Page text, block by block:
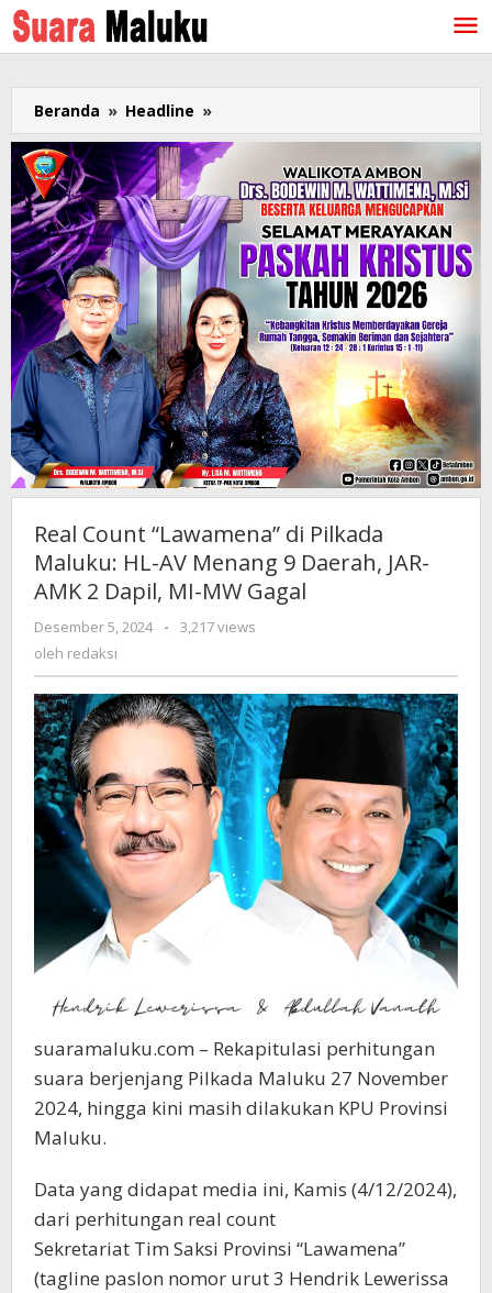
Lewati
ke
konten
Beranda » Headline »
Count
"Lawamena"
Pilkada
Maluku:
HL-
AV
Menang
9
Daerah,
JAR-
AMK
2
Dapil,
MI-
MW
Gagal
Real Count “Lawamena” di Pilkada
Maluku: HL-AV Menang 9 Daerah, JAR-
AMK 2 Dapil, MI-MW Gagal
Desember 5, 2024
oleh
-
3,217 views
oleh redaksi
suaramaluku.com – Rekapitulasi perhitungan
suara berjenjang Pilkada Maluku 27 November
2024, hingga kini masih dilakukan KPU Provinsi
Maluku.
Data yang didapat media ini, Kamis (4/12/2024),
dari perhitungan real count
Sekretariat Tim Saksi Provinsi “Lawamena”
(tagline paslon nomor urut 3 Hendrik Lewerissa